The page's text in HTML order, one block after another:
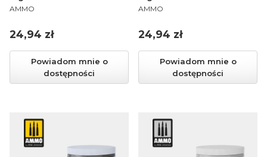
(100 ml)
PRODUCENT
AMMO
Cena
24,94 zł
Powiadom mnie o
dostępności
Texture (100 ml)
PRODUCENT
AMMO
Cena
24,94 zł
Powiadom mnie o
dostępności